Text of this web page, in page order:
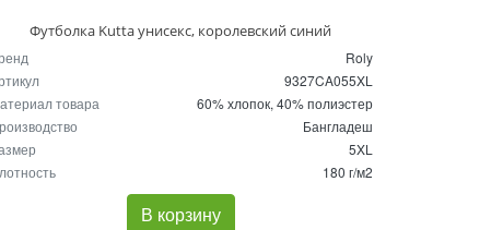
Футболка Kutta унисекс, королевский синий
Roly
9327CA055XL
товара
60% хлопок, 40% полиэстер
Бангладеш
5XL
180 г/м2
В корзину